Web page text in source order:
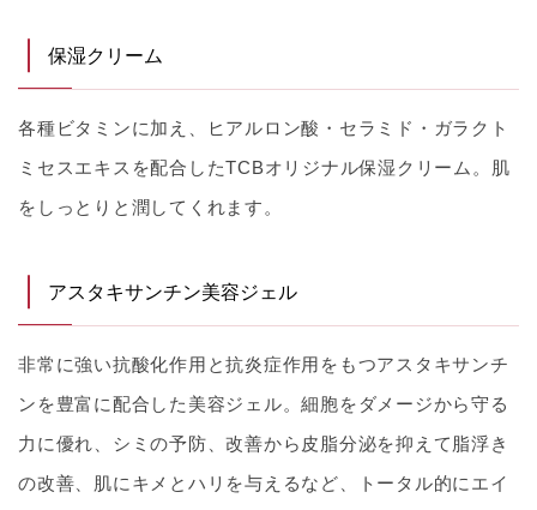
保湿クリーム
各種ビタミンに加え、ヒアルロン酸・セラミド・ガラクト
ミセスエキスを配合したTCBオリジナル保湿クリーム。肌
をしっとりと潤してくれます。
アスタキサンチン美容ジェル
非常に強い抗酸化作用と抗炎症作用をもつアスタキサンチ
ンを豊富に配合した美容ジェル。細胞をダメージから守る
力に優れ、シミの予防、改善から皮脂分泌を抑えて脂浮き
の改善、肌にキメとハリを与えるなど、トータル的にエイ